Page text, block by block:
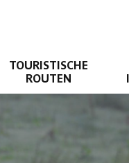
TOURISTISCHE
ROUTEN